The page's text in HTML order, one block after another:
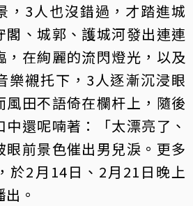
，3人也沒錯過，才踏進城
閣、城郭、護城河發出連連
，在絢麗的流閃燈光，以及
樂襯托下，3人逐漸沉浸眼
風田不語倚在欄杆上，隨後
還呢喃著：「太漂亮了、
眼前景色催出男兒淚。更多
於2月14日、2月21日晚上
。